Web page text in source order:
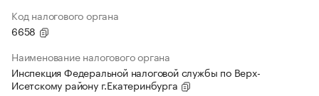
Код налогового органа
6658
Наименование налогового органа
Инспекция Федеральной налоговой службы по Верх-
Исетскому району г.Екатеринбурга